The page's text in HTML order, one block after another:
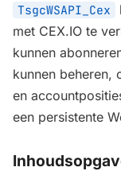
TsgcWSAPI_Cex
met CEX.IO te
kunnen
kunnen beheren,
en
een persistente